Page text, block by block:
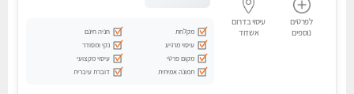
לפרטים
נוספים
עיסוי בדרום
אשדוד
מקלחת
חניה חינם
עיסוי מרגיע
נקי ומסודר
מקום פרטי
עיסוי מקצועי
תמונה אמיתית
דוברת עיברית